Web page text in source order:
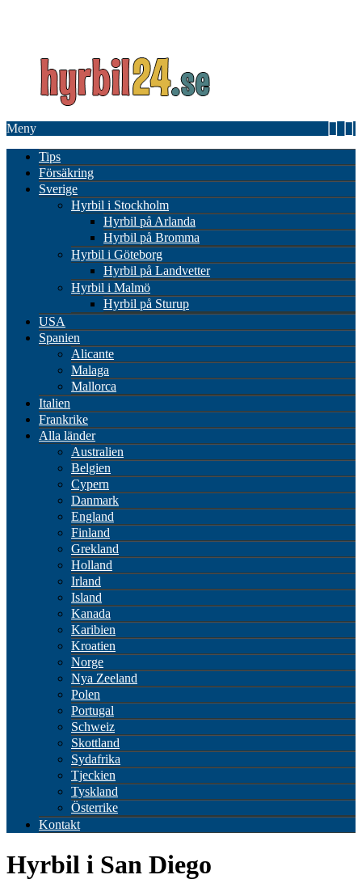
Meny
Tips
Försäkring
Sverige
Hyrbil i Stockholm
Hyrbil på Arlanda
Hyrbil på Bromma
Hyrbil i Göteborg
Hyrbil på Landvetter
Hyrbil i Malmö
Hyrbil på Sturup
USA
Spanien
Alicante
Malaga
Mallorca
Italien
Frankrike
Alla länder
Australien
Belgien
Cypern
Danmark
England
Finland
Grekland
Holland
Irland
Island
Kanada
Karibien
Kroatien
Norge
Nya Zeeland
Polen
Portugal
Schweiz
Skottland
Sydafrika
Tjeckien
Tyskland
Österrike
Kontakt
Hyrbil i San Diego